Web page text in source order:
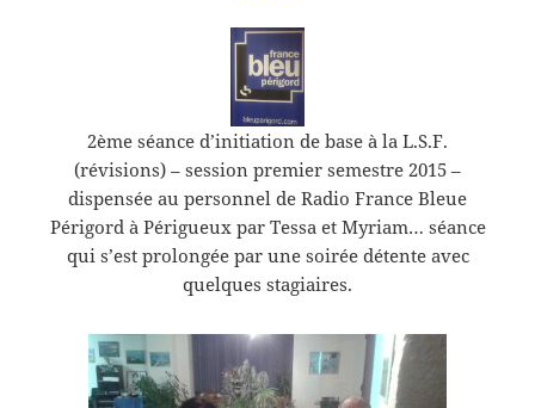
2ème séance d’initiation de base à la L.S.F.
(révisions) – session premier semestre 2015 –
dispensée au personnel de Radio France Bleue
Périgord à Périgueux par Tessa et Myriam… séance
qui s’est prolongée par une soirée détente avec
quelques stagiaires.